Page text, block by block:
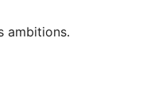
ambitions.